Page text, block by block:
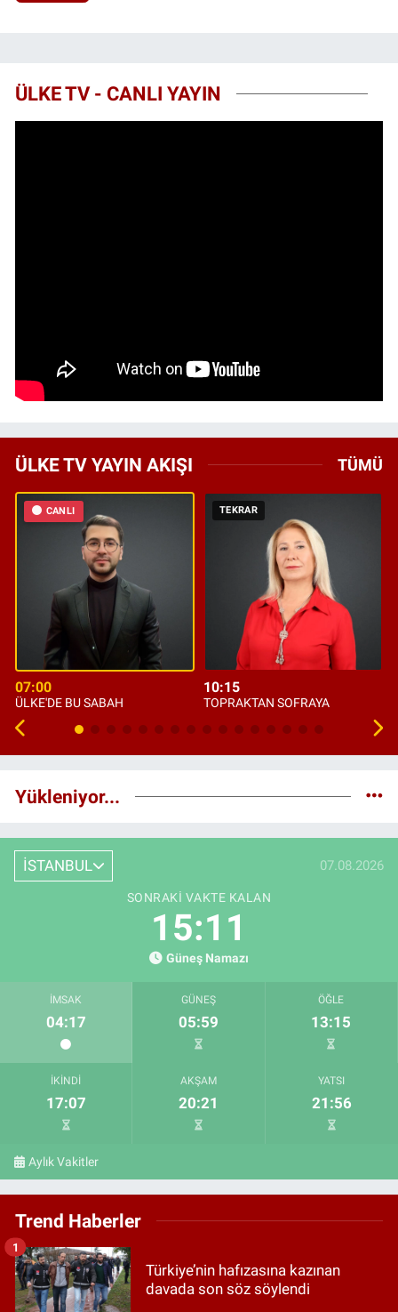
ÜLKE TV - CANLI YAYIN
ÜLKE TV YAYIN AKIŞI TÜMÜ
CANLI
07:00
ÜLKE'DE BU SABAH
TEKRAR
10:15
TOPRAKTAN SOFRAYA
Yükleniyor...
İSTANBUL 07.08.2026
SONRAKI VAKTE KALAN
15:10
Güneş Namazı
İMSAK
04:17
GÜNEŞ
05:59
ÖĞLE
13:15
İKINDI
17:07
AKŞAM
20:21
YATSI
21:56
Aylık Vakitler
Trend Haberler
Türkiye’nin hafızasına kazınan
davada son söz söylendi
1